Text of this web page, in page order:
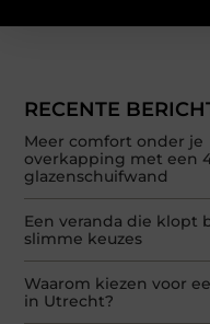
RECENTE
Meer comfort onder je
overkapping met een
glazenschuifwand
Een veranda die klopt
slimme keuzes
Waarom kiezen voor
in Utrecht?